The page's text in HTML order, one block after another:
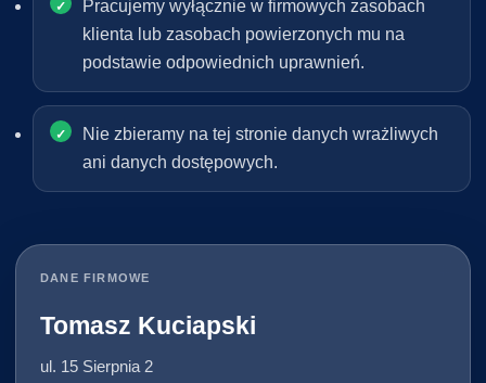
Pracujemy wyłącznie w firmowych zasobach
klienta lub zasobach powierzonych mu na
podstawie odpowiednich uprawnień.
Nie zbieramy na tej stronie danych wrażliwych
ani danych dostępowych.
DANE FIRMOWE
Tomasz Kuciapski
ul. 15 Sierpnia 2